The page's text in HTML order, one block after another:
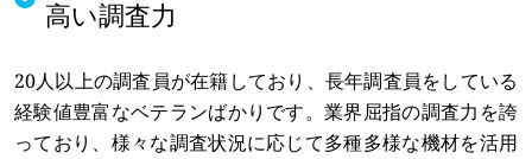
高い調査力
20人以上の調査員が在籍しており、長年調査員をしている
経験値豊富なベテランばかりです。業界屈指の調査力を誇
っており、様々な調査状況に応じて多種多様な機材を活用